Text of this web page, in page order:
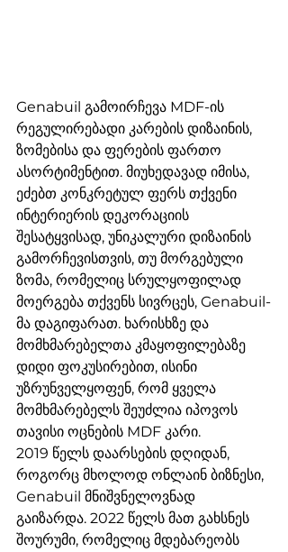
Genabuil გამოირჩევა MDF-ის
რეგულირებადი კარების დიზაინის,
ზომებისა და ფერების ფართო
ასორტიმენტით. მიუხედავად იმისა,
ეძებთ კონკრეტულ ფერს თქვენი
ინტერიერის დეკორაციის
შესატყვისად, უნიკალური დიზაინის
გამორჩევისთვის, თუ მორგებული
ზომა, რომელიც სრულყოფილად
მოერგება თქვენს სივრცეს, Genabuil-
მა დაგიფარათ. ხარისხზე და
მომხმარებელთა კმაყოფილებაზე
დიდი ფოკუსირებით, ისინი
უზრუნველყოფენ, რომ ყველა
მომხმარებელს შეუძლია იპოვოს
თავისი ოცნების MDF კარი.
2019 წელს დაარსების დღიდან,
როგორც მხოლოდ ონლაინ ბიზნესი,
Genabuil მნიშვნელოვნად
გაიზარდა. 2022 წელს მათ გახსნეს
შოურუმი, რომელიც მდებარეობს